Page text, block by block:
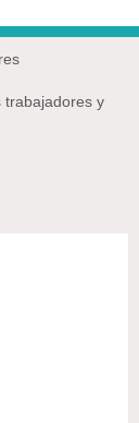
trabajadores y